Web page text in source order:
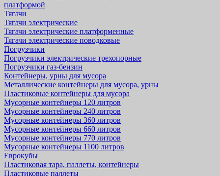
платформой
Тягачи
Тягачи электрические
Тягачи электрические платформенные
Тягачи электрические поводковые
Погрузчики
Погрузчики электрические трехопорные
Погрузчики газ-бензин
Контейнеры, урны для мусора
Металлические контейнеры для мусора, урны
Пластиковые контейнеры для мусора
Мусорные контейнеры 120 литров
Мусорные контейнеры 240 литров
Мусорные контейнеры 360 литров
Мусорные контейнеры 660 литров
Мусорные контейнеры 770 литров
Мусорные контейнеры 1100 литров
Еврокубы
Пластиковая тара, паллеты, контейнеры
Пластиковые паллеты